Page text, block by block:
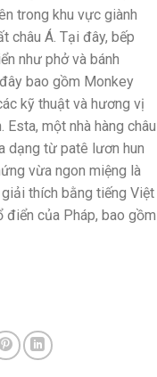
trong khu vực giành
châu Á. Tại đây, bếp
như phở và bánh
bao gồm Monkey
kỹ thuật và hương vị
một nhà hàng châu
dạng từ patê lươn hun
vừa ngon miệng là
thích bằng tiếng Việt
điển của Pháp, bao gồm